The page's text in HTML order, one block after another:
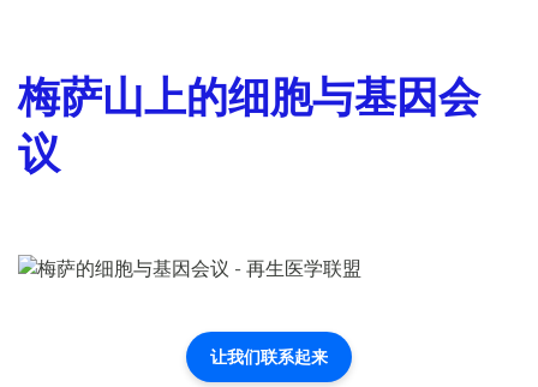
梅萨山上的细胞与基因会
议
让我们联系起来